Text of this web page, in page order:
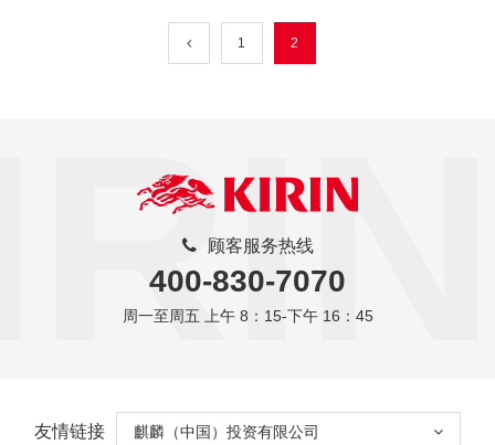
1 2
顾客服务热线
400-830-7070
周一至周五 上午 8：15-下午 16：45
友情链接 麒麟（中国）投资有限公司